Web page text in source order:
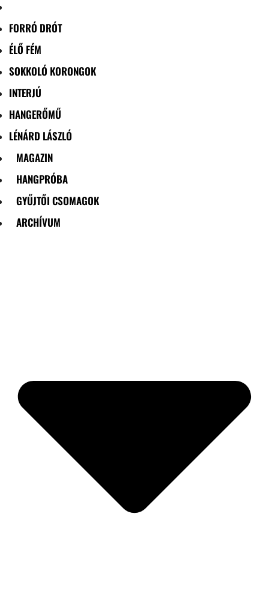
FORRÓ DRÓT
ÉLŐ FÉM
SOKKOLÓ KORONGOK
INTERJÚ
HANGERŐMŰ
LÉNÁRD LÁSZLÓ
MAGAZIN
HANGPRÓBA
GYŰJTŐI CSOMAGOK
ARCHÍVUM